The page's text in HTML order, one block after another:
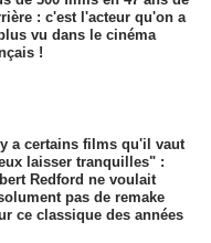
: c'est l'acteur qu'on a
vu dans le cinéma
!
a certains films qu'il vaut
laisser tranquilles" :
Redford ne voulait
pas de remake
ce classique des années